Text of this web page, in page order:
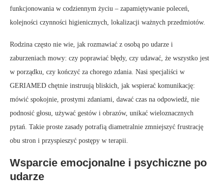
funkcjonowania w codziennym życiu – zapamiętywanie poleceń,
kolejności czynności higienicznych, lokalizacji ważnych przedmiotów.
Rodzina często nie wie, jak rozmawiać z osobą po udarze i
zaburzeniach mowy: czy poprawiać błędy, czy udawać, że wszystko jest
w porządku, czy kończyć za chorego zdania. Nasi specjaliści w
GERIAMED chętnie instruują bliskich, jak wspierać komunikację:
mówić spokojnie, prostymi zdaniami, dawać czas na odpowiedź, nie
podnosić głosu, używać gestów i obrazów, unikać wieloznacznych
pytań. Takie proste zasady potrafią diametralnie zmniejszyć frustrację
obu stron i przyspieszyć postępy w terapii.
Wsparcie emocjonalne i psychiczne po
udarze